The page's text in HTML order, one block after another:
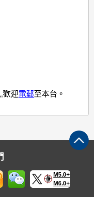
歡迎電郵至本台。
M5.0+
M6.0+